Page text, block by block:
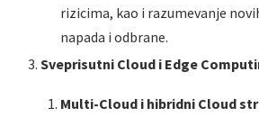
rizicima, kao i razumevanje
napada i odbrane.
Sveprisutni Cloud i Edge
Multi-Cloud i hibridni Cloud